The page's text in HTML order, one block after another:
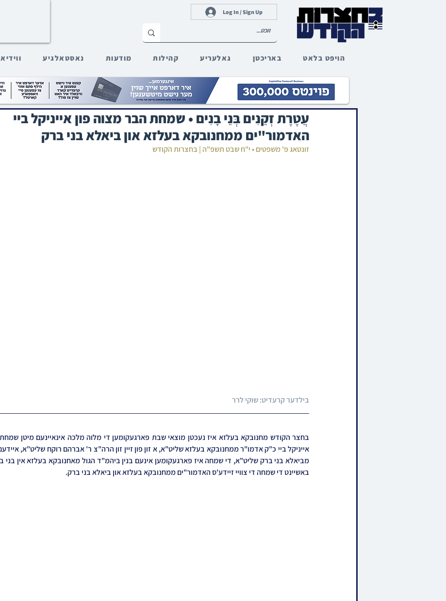
הויפט בלאט באריכטן גאלעריע קהילות מודעות נאסטאלגיע ווידיא
Log In / Sign Up
עֲטֶרֶת זְקֵנִים בְּנֵי בָנִים • שמחת הבר מצוה פון אייניקל ביי
האדמור"ים ממחנובקא בעלזא און ביאלא בני ברק
זונטאג פ' משפטים • י"ח שבט תשפ"ה | בחצרות הקודש
בילדער קרעדיט: שוקי לרר
באשיינט די שמחה די צוויי זיידע'ס האדמור"ים ממחנובקא בעלזא און ביאלא בני ברק.